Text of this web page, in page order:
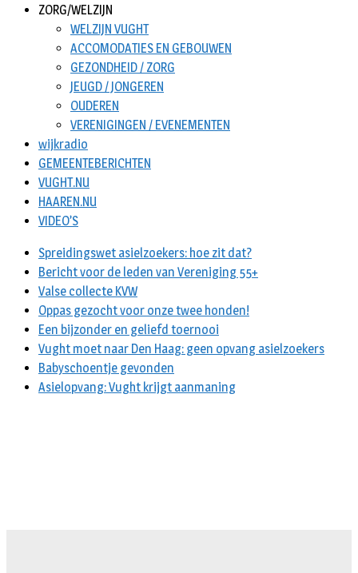
ZORG/WELZIJN
WELZIJN VUGHT
ACCOMODATIES EN GEBOUWEN
GEZONDHEID / ZORG
JEUGD / JONGEREN
OUDEREN
VERENIGINGEN / EVENEMENTEN
wijkradio
GEMEENTEBERICHTEN
VUGHT.NU
HAAREN.NU
VIDEO’S
Spreidingswet asielzoekers: hoe zit dat?
Bericht voor de leden van Vereniging 55+
Valse collecte KVW
Oppas gezocht voor onze twee honden!
Een bijzonder en geliefd toernooi
Vught moet naar Den Haag: geen opvang asielzoekers
Babyschoentje gevonden
Asielopvang: Vught krijgt aanmaning